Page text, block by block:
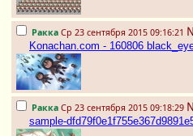
Ракка Ср 23 сентября 2015 09:16:21
Konachan.com - 160806
Ракка Ср 23 сентября 2015 09:18:29
sample-